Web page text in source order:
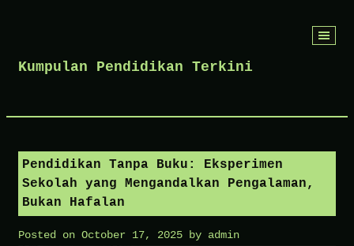
Kumpulan Pendidikan Terkini
Pendidikan Tanpa Buku: Eksperimen
Sekolah yang Mengandalkan Pengalaman,
Bukan Hafalan
Posted on October 17, 2025 by admin